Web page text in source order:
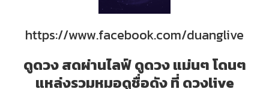
https://www.facebook.com/duanglive
ดูดวง สดผ่านไลฟ์ ดูดวง แม่นๆ โดนๆ
แหล่งรวมหมอดูชื่อดัง ที่ ดวงlive